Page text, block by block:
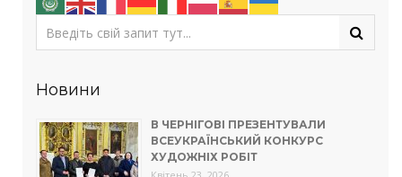
Новини
В ЧЕРНІГОВІ ПРЕЗЕНТУВАЛИ
ВСЕУКРАЇНСЬКИЙ КОНКУРС
ХУДОЖНІХ РОБІТ